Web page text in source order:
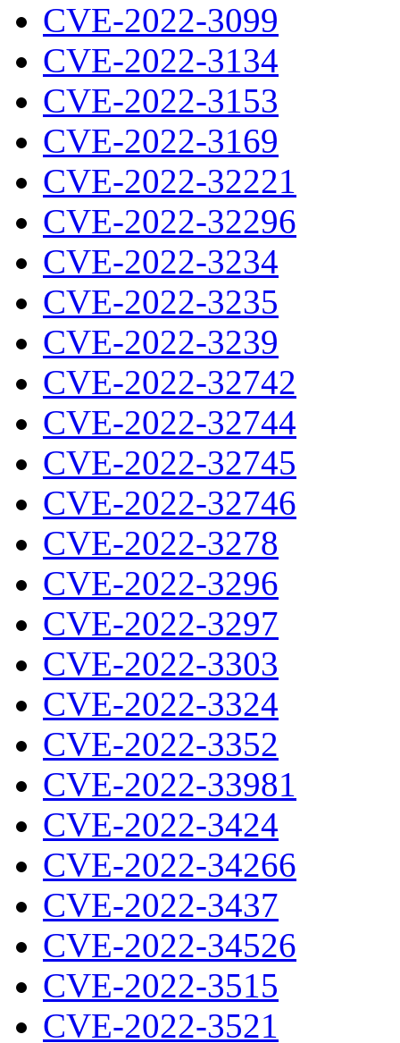
CVE-2022-3099
CVE-2022-3134
CVE-2022-3153
CVE-2022-3169
CVE-2022-32221
CVE-2022-32296
CVE-2022-3234
CVE-2022-3235
CVE-2022-3239
CVE-2022-32742
CVE-2022-32744
CVE-2022-32745
CVE-2022-32746
CVE-2022-3278
CVE-2022-3296
CVE-2022-3297
CVE-2022-3303
CVE-2022-3324
CVE-2022-3352
CVE-2022-33981
CVE-2022-3424
CVE-2022-34266
CVE-2022-3437
CVE-2022-34526
CVE-2022-3515
CVE-2022-3521